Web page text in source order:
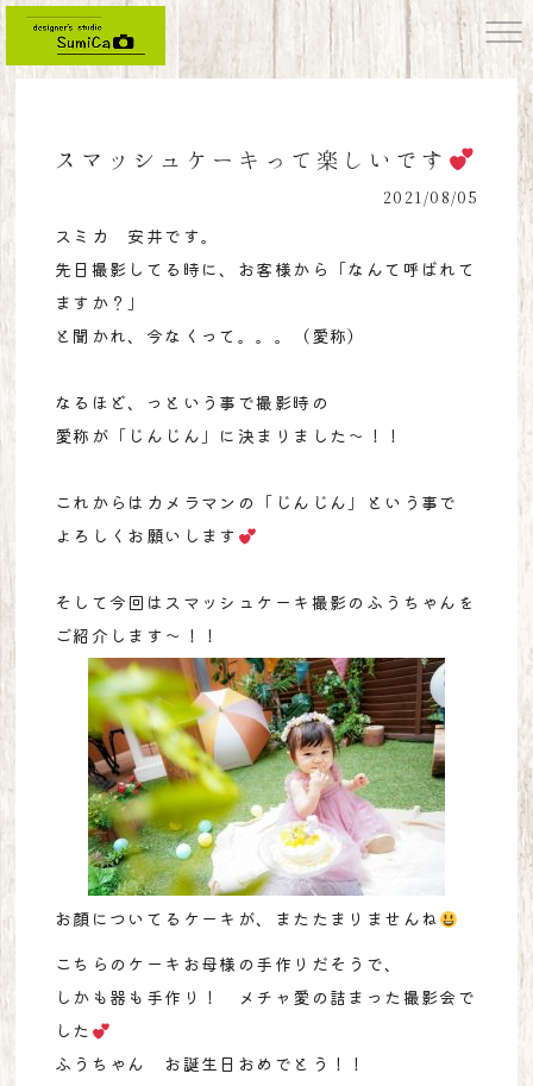
スマッシュケーキって楽しいです
2021/08/05
スミカ 安井です。
先日撮影してる時に、お客様から「なんて呼ばれて
ますか？」
と聞かれ、今なくって。。。（愛称）
なるほど、っという事で撮影時の
愛称が「じんじん」に決まりました〜！！
これからはカメラマンの「じんじん」という事で
よろしくお願いします
そして今回はスマッシュケーキ撮影のふうちゃんを
ご紹介します〜！！
お顔についてるケーキが、またたまりませんね
こちらのケーキお母様の手作りだそうで、
しかも器も手作り！ メチャ愛の詰まった撮影会で
した
ふうちゃん お誕生日おめでとう！！